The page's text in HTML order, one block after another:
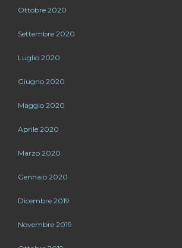
Ottobre 2020
Settembre 2020
Luglio 2020
Giugno 2020
Maggio 2020
Aprile 2020
Marzo 2020
Gennaio 2020
Dicembre 2019
Novembre 2019